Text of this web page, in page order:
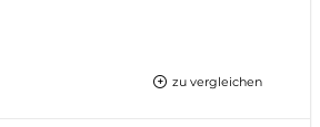
zu vergleichen